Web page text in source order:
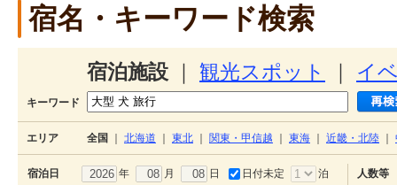
宿名・キーワード検索
宿泊施設 観光スポット イ
キーワード
エリア 全国 北海道 東北 関東・甲信越 東海 近畿・北陸
宿泊日 年 月 日 日付未定 泊 人数等